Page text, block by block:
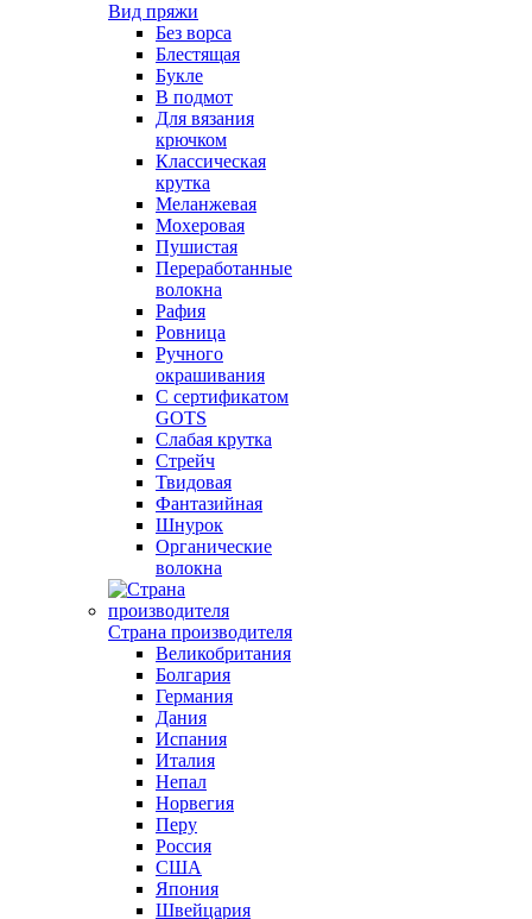
Вид пряжи
Без ворса
Блестящая
Букле
В подмот
Для вязания
крючком
Классическая
крутка
Меланжевая
Мохеровая
Пушистая
Переработанные
волокна
Рафия
Ровница
Ручного
окрашивания
С сертификатом
GOTS
Слабая крутка
Стрейч
Твидовая
Фантазийная
Шнурок
Органические
волокна
Страна производителя
Великобритания
Болгария
Германия
Дания
Испания
Италия
Непал
Норвегия
Перу
Россия
США
Япония
Швейцария